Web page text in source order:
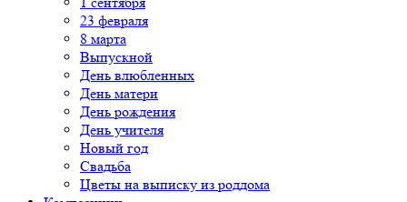
23 февраля
8 марта
Выпускной
День влюбленных
День матери
День рождения
День учителя
Новый год
Свадьба
Цветы на выписку из роддома